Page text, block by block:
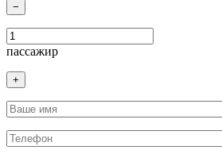
−
пассажир
+